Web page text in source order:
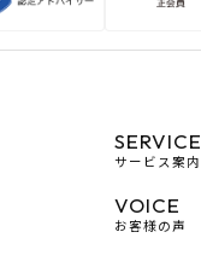
SERVICE
サービス案内
VOICE
お客様の声